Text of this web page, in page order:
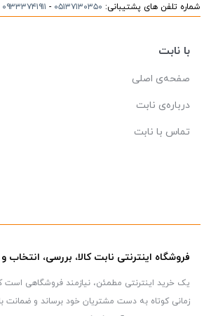
شماره تلفن های پشتیبانی: ۰۵۱۳۷۱۳۰۳۵۰ - ۰۹۳۳۳۷۴۱۹۱۱
با نابت
صفحه‌ی اصلی
درباره‌ی نابت
تماس با نابت
فروشگاه اینترنتی نابت کالا، بررسی، انتخاب
یک خرید اینترنتی مطمئن، نیازمند فروشگاهی است
زمانی کوتاه به دست مشتریان خود برساند و ضمانت